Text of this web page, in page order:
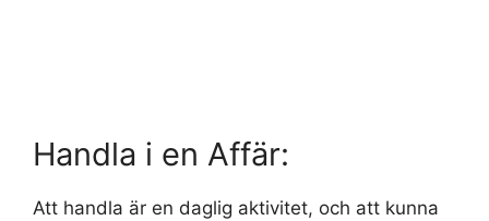
Handla i en Affär:
Att handla är en daglig aktivitet, och att kunna